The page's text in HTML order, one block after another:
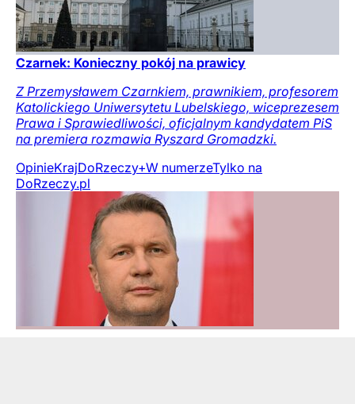
Czarnek: Konieczny pokój na prawicy
Z Przemysławem Czarnkiem, prawnikiem, profesorem
Katolickiego Uniwersytetu Lubelskiego, wiceprezesem
Prawa i Sprawiedliwości, oficjalnym kandydatem PiS
na premiera rozmawia Ryszard Gromadzki.
OpinieKrajDoRzeczy+W numerzeTylko na
DoRzeczy.pl